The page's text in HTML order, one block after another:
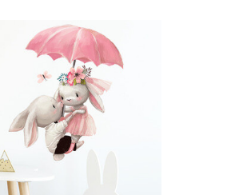
ZOBRAZIT